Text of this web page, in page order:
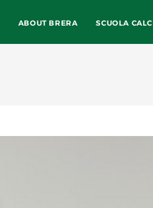
ABOUT BRERA SCUOLA